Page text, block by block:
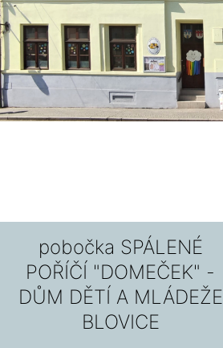
pobočka SPÁLENÉ
POŘÍČÍ "DOMEČEK" -
DŮM DĚTÍ A MLÁDEŽE
BLOVICE